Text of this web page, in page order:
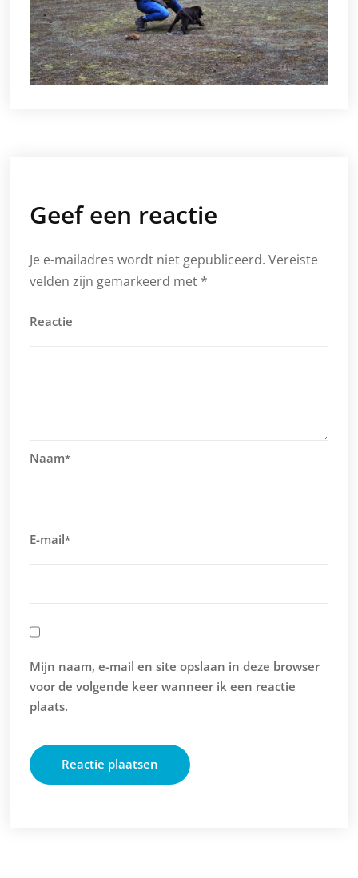
Geef een reactie
Je e-mailadres wordt niet gepubliceerd. Vereiste
velden zijn gemarkeerd met *
Reactie
Naam*
E-mail*
Mijn naam, e-mail en site opslaan in deze browser
voor de volgende keer wanneer ik een reactie
plaats.